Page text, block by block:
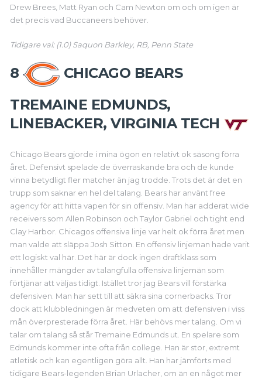
Drew Brees, Matt Ryan och Cam Newton om och om igen är
det precis vad Buccaneers behöver.
Tidigare val: (1.0) Saquon Barkley, RB, Penn State
8
CHICAGO BEARS
TREMAINE EDMUNDS,
LINEBACKER, VIRGINIA TECH
Chicago Bears gjorde i mina ögon en relativt ok säsong förra
året. Defensivt spelade de överraskande bra och de kunde
vinna betydligt fler matcher än jag trodde. Trots det är det en
trupp som saknar en hel del talang. Bears har använt free
agency för att hitta vapen för sin offensiv. Man har adderat wide
receivers som Allen Robinson och Taylor Gabriel och tight end
Clay Harbor. Chicagos offensiva linje var helt ok förra året men
man valde att släppa Josh Sitton. En offensiv linjeman hade varit
ett logiskt val här. Det här är dock ingen draftklass som
innehåller mängder av talangfulla offensiva linjemän som
förtjänar att väljas tidigt. Istället tror jag Bears vill förstärka
defensiven. Man har sett till att säkra sina cornerbacks. Tror
dock att klubbledningen är medveten om att defensiven i viss
mån överpresterade förra året. Här behövs mer talang. Om vi
talar om talang så står Tremaine Edmunds ut. En spelare som
Edmunds kommer inte ofta från college. Han är stor, extremt
atletisk och kan egentligen göra allt. Han har jämförts med
tidigare Bears-legenden Brian Urlacher, om än en något mer